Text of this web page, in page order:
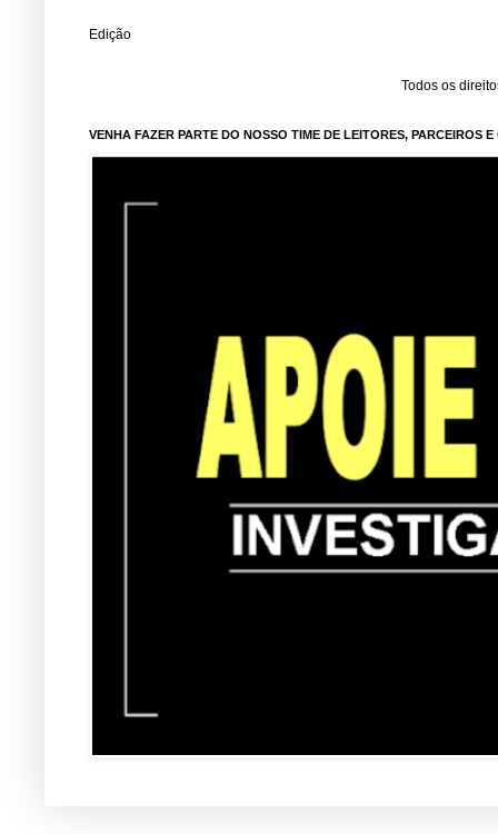
Edição
Todos os
VENHA FAZER PARTE DO NOSSO TIME DE LEITORES, PARCEIROS